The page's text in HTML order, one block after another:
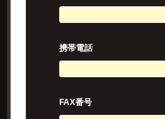
携帯電話
FAX番号